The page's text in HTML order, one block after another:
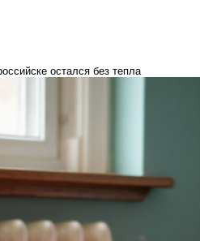
остался без тепла